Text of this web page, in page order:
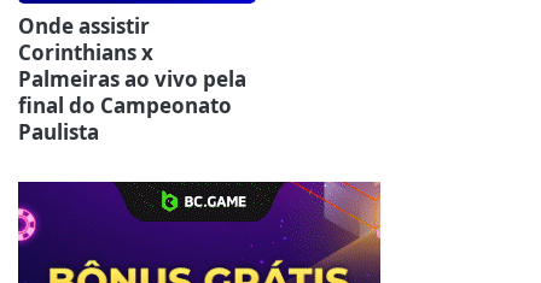
Onde assistir
Corinthians x
Palmeiras ao vivo pela
final do Campeonato
Paulista